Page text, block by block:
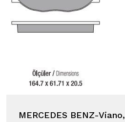
MERCEDES BENZ-Viano,